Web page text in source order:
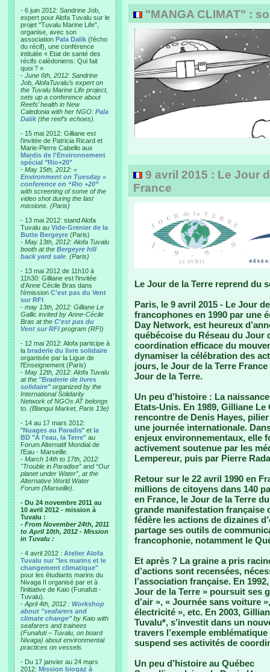
- 6 juin 2012: Sandrine Job,
expert pour Alofa Tuvalu sur le
projet "Tuvalu Marine Life",
organise, avec son
association Pala Dalik (l’écho
du récif), une conférence
intitulée « Etat de santé des
récifs calédoniens: Qui fait
quoi ? »
- June 6th, 2012: Sandrine
Job, AlofaTuvalu’s expert on
the Tuvalu Marine Life project,
sets up a conference about
Reefs’ health in New
Caledonia with her NGO: Pala
Dalik (the reef’s echoes).
- 15 mai 2012: Gilliane est
l'invitée de Patricia Ricard et
Marie-Pierre Cabello aux
Mardis de l'Environnement
spécial "Rio+20"
- May 15th, 2012: «
Environment on Tuesday »
conference on “Rio +20”
with screening of some of the
video shot during the last
missions. (Paris)
- 13 mai 2012: stand Alofa
Tuvalu au Vide-Grenier de la
Butte Bergeyre (Paris)
- May 13th, 2012: Alofa Tuvalu
booth at the Bergeyre hill
back yard sale . (Paris)
- 13 mai 2012 de 11h10 à
11h30: Gilliane est l'invitée
d'Anne Cécile Bras dans
l'émission C'est pas du Vent
sur RFI
- may 13th, 2012: Gilliane Le
Gallic invited by Anne-Cécile
Bras at the C'est pas du
Vent sur RFI program (RFI)
- 12 mai 2012: Alofa participe à
la braderie du livre solidaire
organisée par la Ligue de
l'Enseignement (Paris)
- May 12th, 2012: Alofa Tuvalu
at the "Braderie de livres
solidaire"organized by the
International Solidarity
Network of NGOs AT belongs
to. (Blanqui Market, Paris 13e)
- 14 au 17 mars 2012:
"Nuages au Paradis" et la
BD "A l'eau, la Terre" au
Forum Alternatif Mondial de
l'Eau - Marseille.
- March 14th to 17th, 2012:
"Trouble in Paradise” and “Our
planet under Water”, at the
Alternative World Water
Forum (Marseille).
- Du 24 novembre 2011 au
10 avril 2012 - mission à
Tuvalu :
- From November 24th, 2011
to April 10th, 2012 - Mission
in Tuvalu :
- 4 avril 2012 : Atelier Alofa
Tuvalu sur "les marins et le
changement climatique"
pour les étudiants marins du
Nivaga II organisé par et à
l'initiative de Kaio (Funafuti -
Tuvalu).
- April 4th, 2012 : Workshop
about "seafarers and
climate change"by Kaio with
seafarers and trainees
(Funafuti – Tuvalu, on board
Nivaga) about environmental
practices on vessels.
- Du 17 janvier au 24 mars
2012: Mission biogaz à
"MANGA CLIMAT" :
9 avril 2015 : Le Jour
France
Le Jour de la Terre reprend du
Paris, le 9 avril 2015 - Le Jour
francophones en 1990 par une
Day Network, est heureux
québécoise du Réseau du Jour
coordination efficace du
dynamiser la célébration des
jours, le Jour de la Terre
Jour de la Terre.
Un peu d’histoire : La
Etats-Unis. En 1989, Gilliane
rencontre de Denis Hayes,
une journée internationale.
enjeux environnementaux, elle
activement soutenue par les
Lempereur, puis par Pierre
Retour sur le 22 avril 1990 en
millions de citoyens dans 140
en France, le Jour de la Terre
grande manifestation française
fédère les actions de dizaines
partage ses outils de
francophonie, notamment le
Et après ? La graine a pris
d’actions sont recensées,
l’association française. En
Jour de la Terre » poursuit ses
d’air », « Journée sans voiture
électricité », etc. En 2003,
Tuvalu*, s’investit dans un
travers l’exemple
suspend ses activités de
Un peu d’histoire au Québec